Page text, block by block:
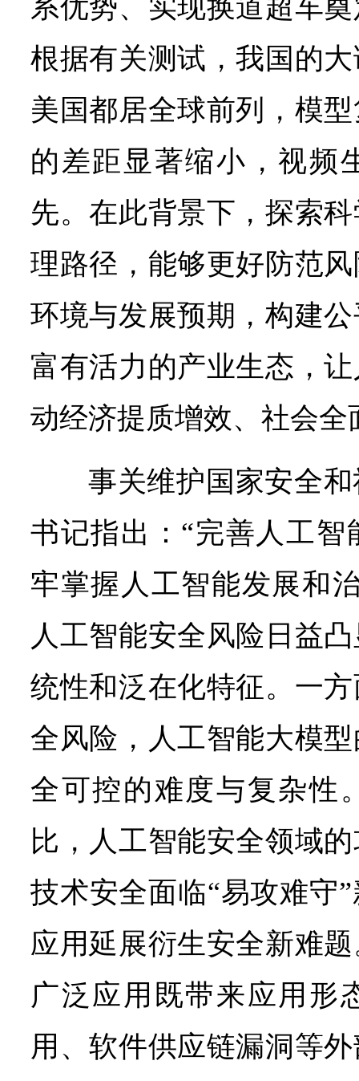
系优势、实现换道超车
根据有关测试，我国的
美国都居全球前列，模
的差距显著缩小，视频
先。在此背景下，探索
理路径，能够更好防范
环境与发展预期，构建
富有活力的产业生态，
动经济提质增效、社会
事关维护国家安全
书记指出：“完善人工
牢掌握人工智能发展和
人工智能安全风险日益
统性和泛在化特征。一
全风险，人工智能大模
全可控的难度与复杂性
比，人工智能安全领域
技术安全面临“易攻难守
应用延展衍生安全新难
广泛应用既带来应用形
用、软件供应链漏洞等